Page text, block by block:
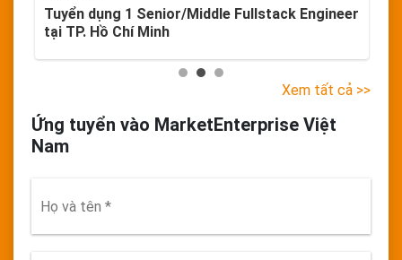
Tuyển dụng 1 Senior/Middle Fullstack Engineer
tại TP. Hồ Chí Minh
Xem tất cả >>
Ứng tuyển vào MarketEnterprise Việt
Nam